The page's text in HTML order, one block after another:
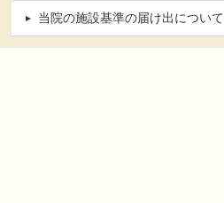
当院の施設基準の届け出について